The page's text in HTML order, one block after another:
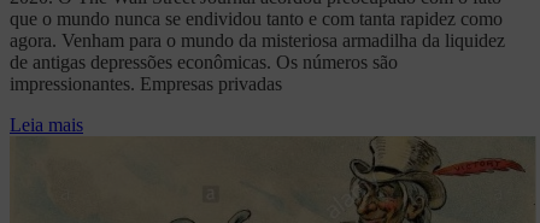
que o mundo nunca se endividou tanto e com tanta rapidez como
agora. Venham para o mundo da misteriosa armadilha da liquidez
de antigas depressões econômicas. Os números são
impressionantes. Empresas privadas
Leia mais